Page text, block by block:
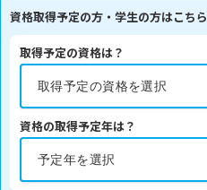
資格取得予定の方・学生の方はこちら
取得予定の資格は？
資格の取得予定年は？